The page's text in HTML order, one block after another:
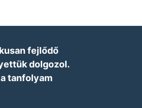
fejlődő
dolgozol.
tanfolyam